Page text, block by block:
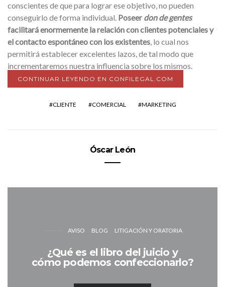
conscientes de que para lograr ese objetivo, no pueden
conseguirlo de forma individual. Poseer don de gentes
facilitará enormemente la relación con clientes potenciales y
el contacto espontáneo con los existentes, lo cual nos
permitirá establecer excelentes lazos, de tal modo que
incrementaremos nuestra influencia sobre los mismos.
CONTINUAR LEYENDO EN CONFILEGAL.COM
CLIENTE COMERCIAL MARKETING
Óscar León
AVISO BLOG LITIGACIÓN Y ORATORIA
¿Qué es el libro del juicio y
cómo podemos confeccionarlo?